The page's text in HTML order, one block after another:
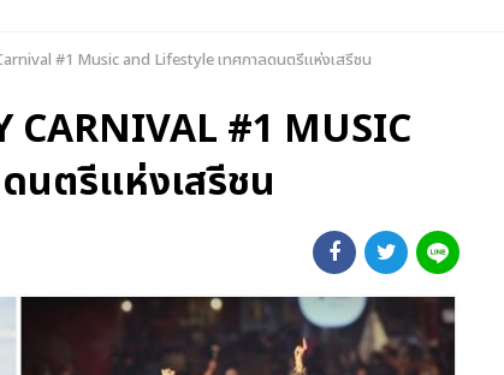
#1 Music and Lifestyle เทศกาลดนตรีแห่งเสรีชน
CARNIVAL #1 MUSIC
นตรีแห่งเสรีชน